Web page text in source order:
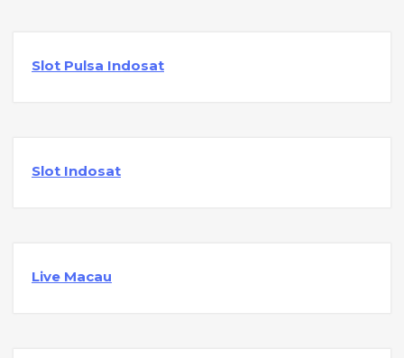
Slot Pulsa Indosat
Slot Indosat
Live Macau